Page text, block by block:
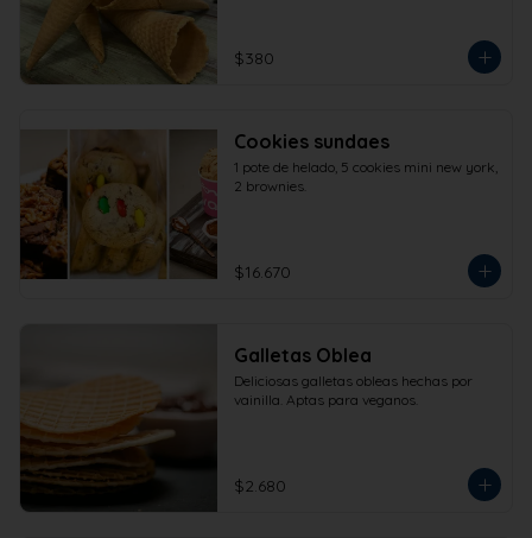
$380
Cookies sundaes
1 pote de helado, 5 cookies mini new york,
2 brownies.
$16.670
Galletas Oblea
Deliciosas galletas obleas hechas por
vainilla. Aptas para veganos.
$2.680